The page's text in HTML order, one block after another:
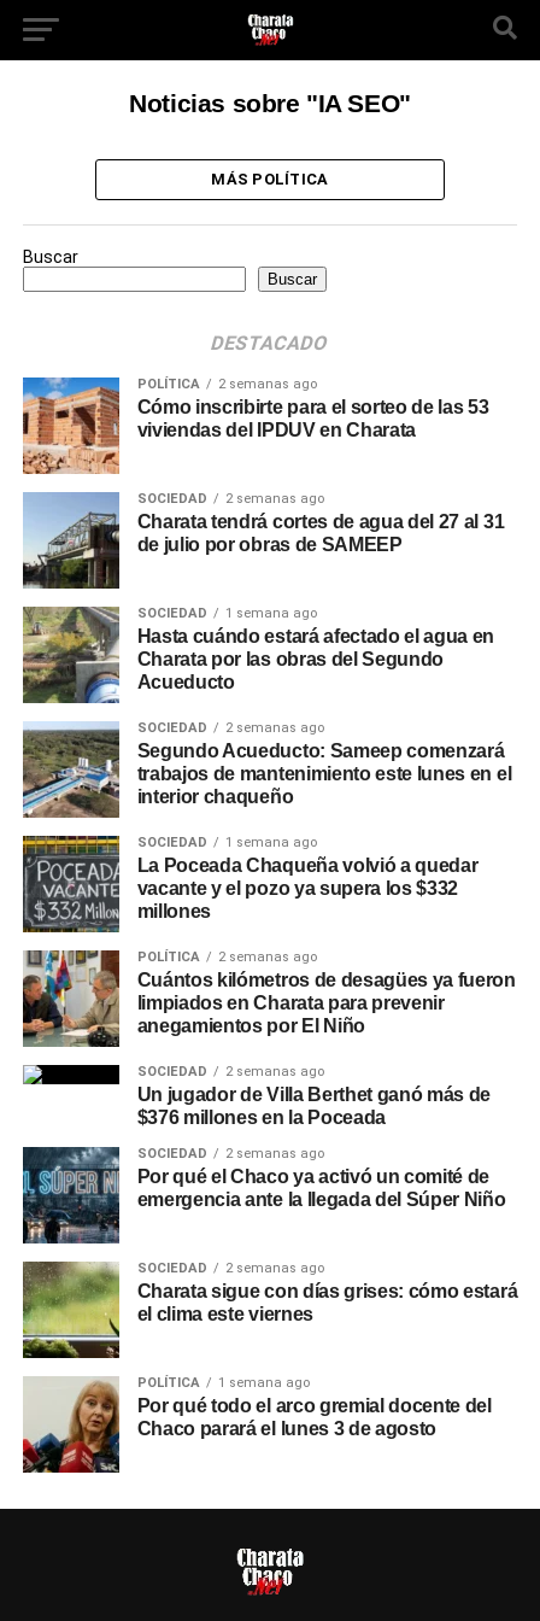
Noticias sobre "IA SEO"
MÁS POLÍTICA
Buscar
Buscar
DESTACADO
POLÍTICA 2 semanas ago
Cómo inscribirte para el sorteo de las 53
viviendas del IPDUV en Charata
SOCIEDAD 2 semanas ago
Charata tendrá cortes de agua del 27 al 31
de julio por obras de SAMEEP
SOCIEDAD 1 semana ago
Hasta cuándo estará afectado el agua en
Charata por las obras del Segundo
Acueducto
SOCIEDAD 2 semanas ago
Segundo Acueducto: Sameep comenzará
trabajos de mantenimiento este lunes en el
interior chaqueño
SOCIEDAD 1 semana ago
La Poceada Chaqueña volvió a quedar
vacante y el pozo ya supera los $332
millones
POLÍTICA 2 semanas ago
Cuántos kilómetros de desagües ya fueron
limpiados en Charata para prevenir
anegamientos por El Niño
SOCIEDAD 2 semanas ago
Un jugador de Villa Berthet ganó más de
$376 millones en la Poceada
SOCIEDAD 2 semanas ago
Por qué el Chaco ya activó un comité de
emergencia ante la llegada del Súper Niño
SOCIEDAD 2 semanas ago
Charata sigue con días grises: cómo estará
el clima este viernes
POLÍTICA 1 semana ago
Por qué todo el arco gremial docente del
Chaco parará el lunes 3 de agosto